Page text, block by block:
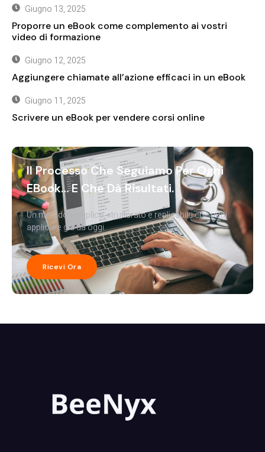
Giugno 13, 2025
Proporre un eBook come complemento ai vostri
video di formazione
Giugno 12, 2025
Aggiungere chiamate all’azione efficaci in un eBook
Giugno 11, 2025
Scrivere un eBook per vendere corsi online
Il Processo Che Seguiamo Per Ogni
EBook… E Che Dà Risultati.
Un metodo semplice, strutturato e replicabile che puoi
applicare già da oggi.
Ricevi Ora